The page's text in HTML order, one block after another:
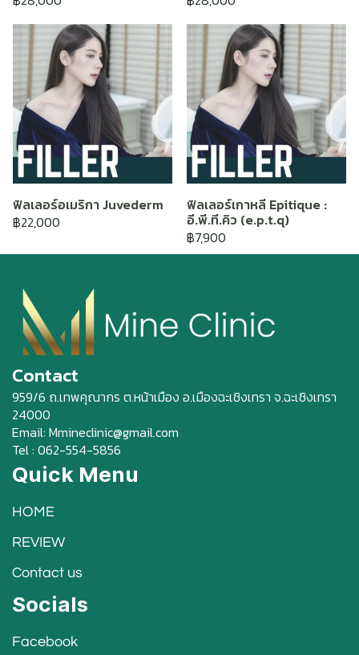
ฟิลเลอร์อเมริกา Juvederm
฿22,000
ฟิลเลอร์เกาหลี Epitique :
อี.พี.ที.คิว (e.p.t.q)
฿7,900
Contact
959/6 ถ.เทพคุณากร ต.หน้าเมือง อ.เมืองฉะเชิงเทรา จ.ฉะเชิงเทรา
24000
Email: Mmineclinic@gmail.com
Tel : 062-554-5856
Quick Menu
HOME
REVIEW
Contact us
Socials
Facebook